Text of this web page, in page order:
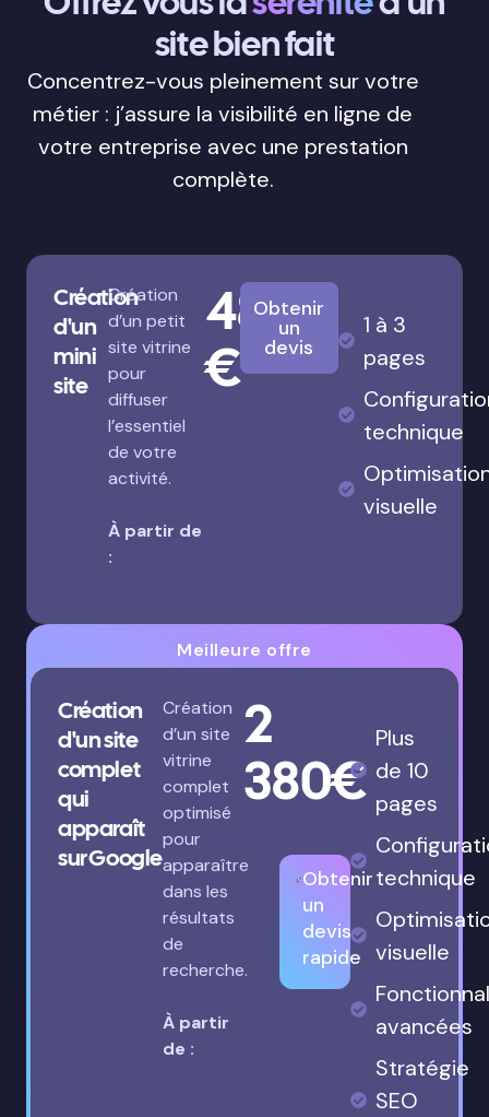
site bien fait
Concentrez-vous pleinement sur votre
métier : j’assure la visibilité en ligne de
votre entreprise avec une prestation
complète.
Création
d'un
mini
site
Création
d’un petit
site vitrine
pour
diffuser
l’essentiel
de votre
activité.
À partir de
:
480
€
Obtenir
un
devis
1 à 3
pages
technique
visuelle
Meilleure offre
Création
d'un site
complet
qui
apparaît
sur Google
Création
d’un site
vitrine
complet
optimisé
pour
apparaître
dans les
résultats
de
recherche.
À partir
de :
2
380€
Obtenir
un
devis
rapide
Plus
de 10
pages
technique
visuelle
avancées
Stratégie
SEO